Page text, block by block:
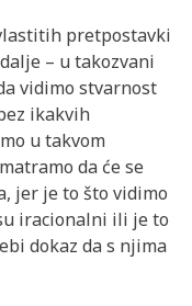
pretpostavki
– u takozvani
vidimo stvarnost
ikakvih
u takvom
da će se
jer je to što vidimo
iracionalni ili je to
dokaz da s njima